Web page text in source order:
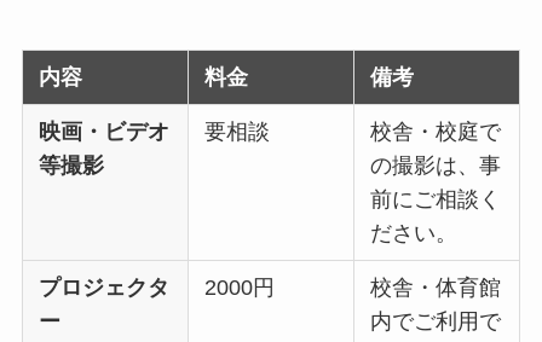
内容 料金 備考
映画・ビデオ
等撮影
要相談
校舎・校庭で
の撮影は、事
前にご相談く
ださい。
プロジェクタ
ー
2000円
校舎・体育館
内でご利用で